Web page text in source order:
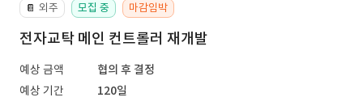
📔 외주 모집 중 마감임박
전자교탁 메인 컨트롤러 재개발
예상 금액
협의 후 결정
예상 기간
120일